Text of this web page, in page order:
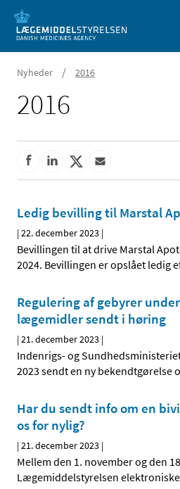
Nyheder / 2016
2016
Ledig bevilling til Marstal
|22. december 2023 |
Bevillingen til at drive Marstal
2024. Bevillingen er opslået ledig
Regulering af gebyrer
lægemidler sendt i høring
|21. december 2023 |
Indenrigs- og
2023 sendt en ny bekendtgørelse
Har du sendt info om en
os for nylig?
|21. december 2023 |
Mellem den 1. november og den
Lægemiddelstyrelsen